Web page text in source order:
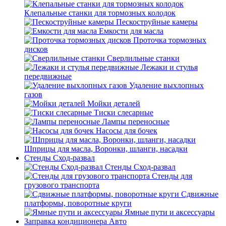
Клепальные станки для тормозных колодок
Пескоструйные камеры
Емкости для масла
Проточка тормозных
дисков
Сверлильные станки
Лежаки и стулья
передвижные
Удаление выхлопных
газов
Мойки деталей
Тиски слесарные
Лампы переносные
Насосы для бочек
Шприцы для масла, Воронки, шланги, насадки
Стенды Сход-развал
Стенды Сход-развал
Стенды для
грузового транспорта
Сдвижные
платформы, поворотные круги
Ямные пути и аксессуары
Заправка кондиционера Авто